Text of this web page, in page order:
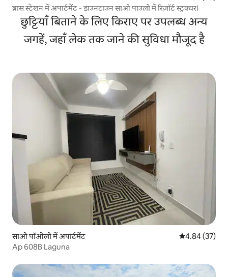
ब्रास स्टेशन में अपार्टमेंट - डाउनटाउन साओ पाउलो में रिज़ॉर्ट स्ट्रक्चर।
छुट्टियाँ बिताने के लिए किराए पर उपलब्ध अन्य
जगहें, जहाँ लेक तक जाने की सुविधा मौजूद है
साओ पॉओलो में अपार्टमेंट औसत रेटिंग 5 में
4.84 (37)
Ap 608B Laguna